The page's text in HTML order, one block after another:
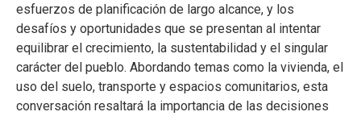
esfuerzos de planificación de largo alcance, y los
desafíos y oportunidades que se presentan al intentar
equilibrar el crecimiento, la sustentabilidad y el singular
carácter del pueblo. Abordando temas como la vivienda, el
uso del suelo, transporte y espacios comunitarios, esta
conversación resaltará la importancia de las decisiones